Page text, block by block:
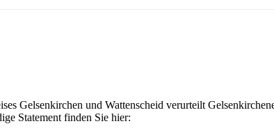
Gelsenkirchen und Wattenscheid verurteilt
Statement finden Sie hier: